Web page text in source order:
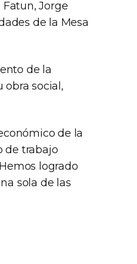
Jorge
de la Mesa
de la
obra social,
de la
de trabajo
logrado
sola de las